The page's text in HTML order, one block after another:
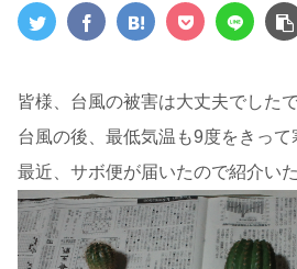
皆様、台風の被害は大丈夫でした
台風の後、最低気温も9度をきって
最近、サボ便が届いたので紹介い